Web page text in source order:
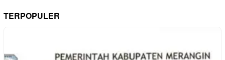
TERPOPULER